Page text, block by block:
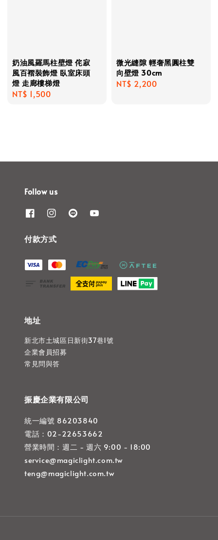
奶油風羅馬柱壁燈 侘寂
風百褶裝飾燈 臥室床頭
燈 走廊樓梯燈
Regular
NT$ 1,500
微光縫隙 輕奢黑圓柱雙
向壁燈 30cm
Regular
NT$ 2,200
Follow us
付款方式
地址
新北市土城區日新街37巷1號
企業會員招募
常見問與答
振慶企業有限公司
統一編號 86203840
電話：02-22653662
營業時間：週二 - 週六 9:00 - 18:00
service@magiclight.com.tw
teng@magiclight.com.tw